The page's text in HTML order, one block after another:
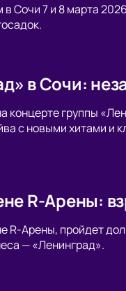
Сочи 7 и 8 марта
в Сочи:
группы
с новыми хитами и
R-Арены:
R-Арены, пройдет
— «Ленинград».